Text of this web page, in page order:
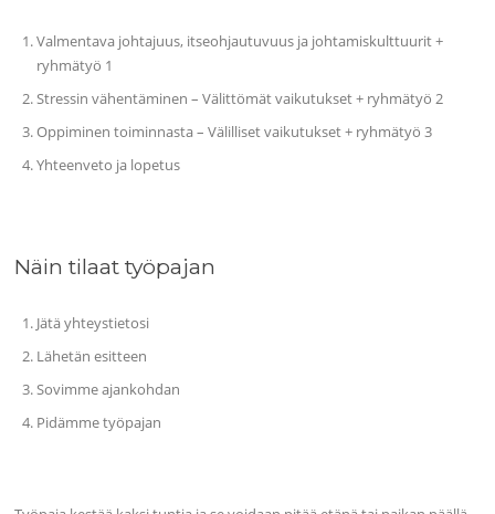
Valmentava johtajuus, itseohjautuvuus ja johtamiskulttuurit +
ryhmätyö 1
Stressin vähentäminen – Välittömät vaikutukset + ryhmätyö 2
Oppiminen toiminnasta – Välilliset vaikutukset + ryhmätyö 3
Yhteenveto ja lopetus
Näin tilaat työpajan
Jätä yhteystietosi
Lähetän esitteen
Sovimme ajankohdan
Pidämme työpajan